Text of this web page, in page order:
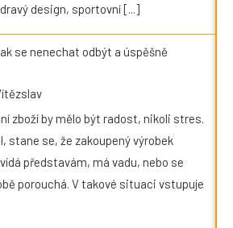
design, sportovní[...]
se nenechat odbýt a úspěšně
zboží by mělo být radost, nikoli stres.
stane se, že zakoupený výrobek
představám, má vadu, nebo se
porouchá. V takové situaci vstupuje